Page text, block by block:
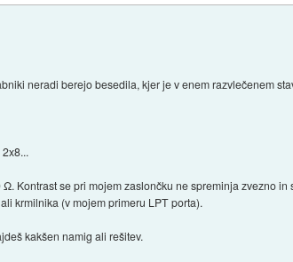
neradi berejo besedila, kjer je v enem razvlečenem
Kontrast se pri mojem zaslončku ne spreminja zvezno in
krmilnika (v mojem primeru LPT porta).
kakšen namig ali rešitev.